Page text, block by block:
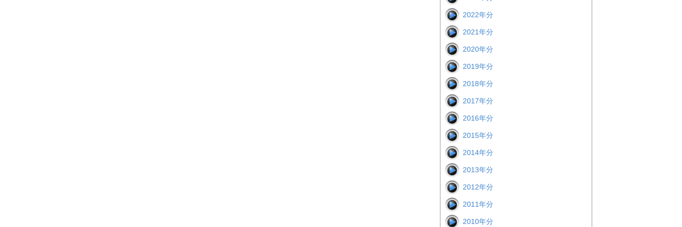
2022年分
2021年分
2020年分
2019年分
2018年分
2017年分
2016年分
2015年分
2014年分
2013年分
2012年分
2011年分
2010年分